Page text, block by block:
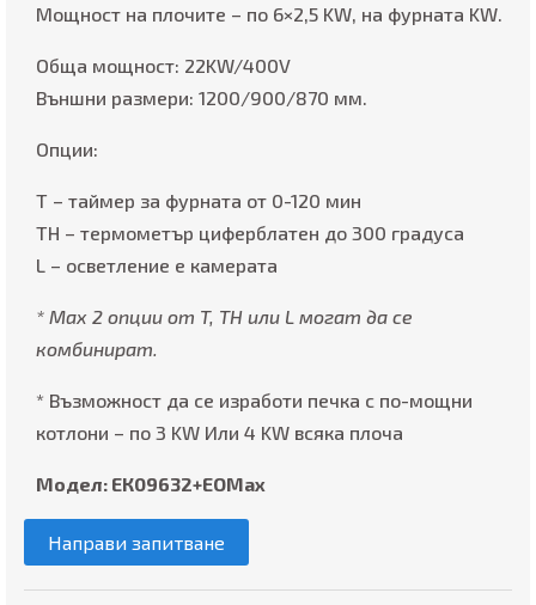
Мощност на плочите – по 6×2,5 KW, на фурната KW.
Обща мощност: 22KW/400V
Външни размери: 1200/900/870 мм.
Опции:
T – таймер за фурната от 0-120 мин
TH – термометър циферблатен до 300 градуса
L – осветление е камерата
* Мах 2 опции от T, TH или L могат да се
комбинират.
* Възможност да се изработи печка с по-мощни
котлони – по 3 KW Или 4 KW всяка плоча
Модел: ЕК09632+EOMax
Направи запитване